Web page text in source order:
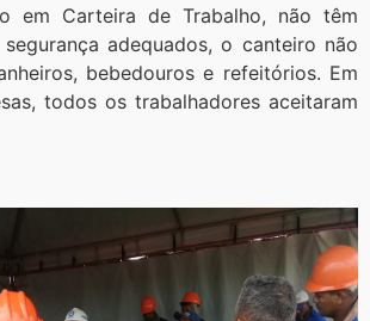
em Carteira de Trabalho, não têm
adequados, o canteiro não
bebedouros e refeitórios. Em
todos os trabalhadores aceitaram